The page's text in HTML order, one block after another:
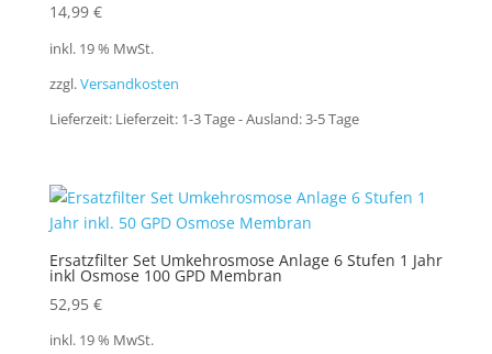
14,99 €
inkl. 19 % MwSt.
zzgl.Versandkosten
Lieferzeit: Lieferzeit: 1-3 Tage - Ausland: 3-5 Tage
Ersatzfilter Set Umkehrosmose Anlage 6 Stufen 1 Jahr
inkl Osmose 100 GPD Membran
52,95 €
inkl. 19 % MwSt.